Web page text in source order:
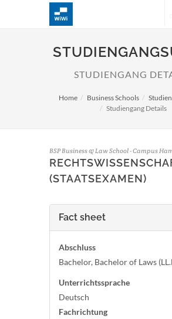
STUDIENGANG
Home Business Schools
Studiengang Details
BSP Business & Law School - Campus
(STAATSEXAMEN)
Fact sheet
Abschluss
Bachelor, Bachelor of Laws
Unterrichtssprache
Deutsch
Fachrichtung